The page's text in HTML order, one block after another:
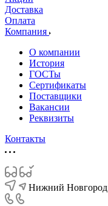
Доставка
Оплата
Компания
О компании
История
ГОСТы
Сертификаты
Поставщики
Вакансии
Реквизиты
Контакты
Нижний Новгород